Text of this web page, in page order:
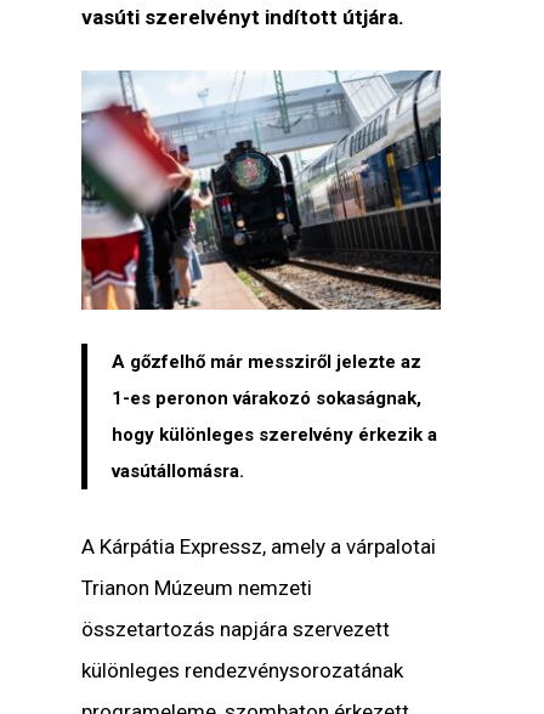
vasúti szerelvényt indított útjára.
A gőzfelhő már messziről jelezte az
1-es peronon várakozó sokaságnak,
hogy különleges szerelvény érkezik a
vasútállomásra.
A Kárpátia Expressz, amely a várpalotai
Trianon Múzeum nemzeti
összetartozás napjára szervezett
különleges rendezvénysorozatának